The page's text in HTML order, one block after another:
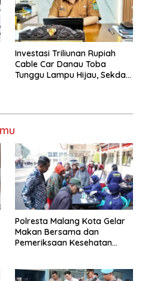
Investasi Triliunan Rupiah
Cable Car Danau Toba
Tunggu Lampu Hijau, Sekda
Polresta Malang Kota Gelar
Makan Bersama dan
Pemeriksaan Kesehatan